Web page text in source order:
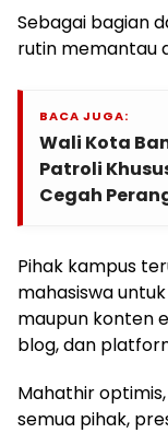
Sebagai bagian
rutin memantau
BACA JUGA:
Wali Kota
Patroli
Cegah
Pihak kampus
mahasiswa
maupun konten
blog, dan
Mahathir
semua pihak,